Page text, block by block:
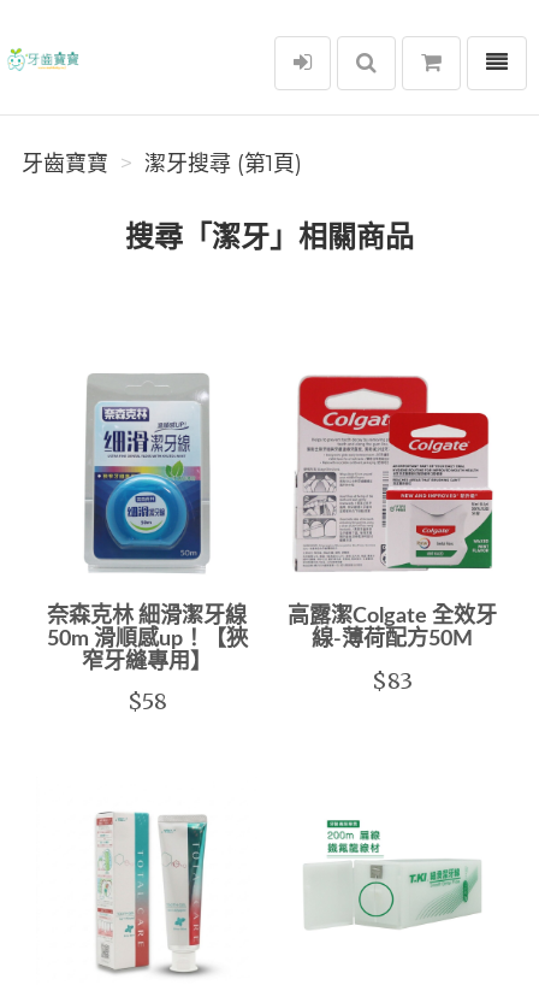
牙齒寶寶
選單
牙齒寶寶 潔牙搜尋 (第1頁)
搜尋「潔牙」相關商品
奈森克林 細滑潔牙線
50m 滑順感up！【狹
窄牙縫專用】
$58
高露潔Colgate 全效牙
線-薄荷配方50M
$83